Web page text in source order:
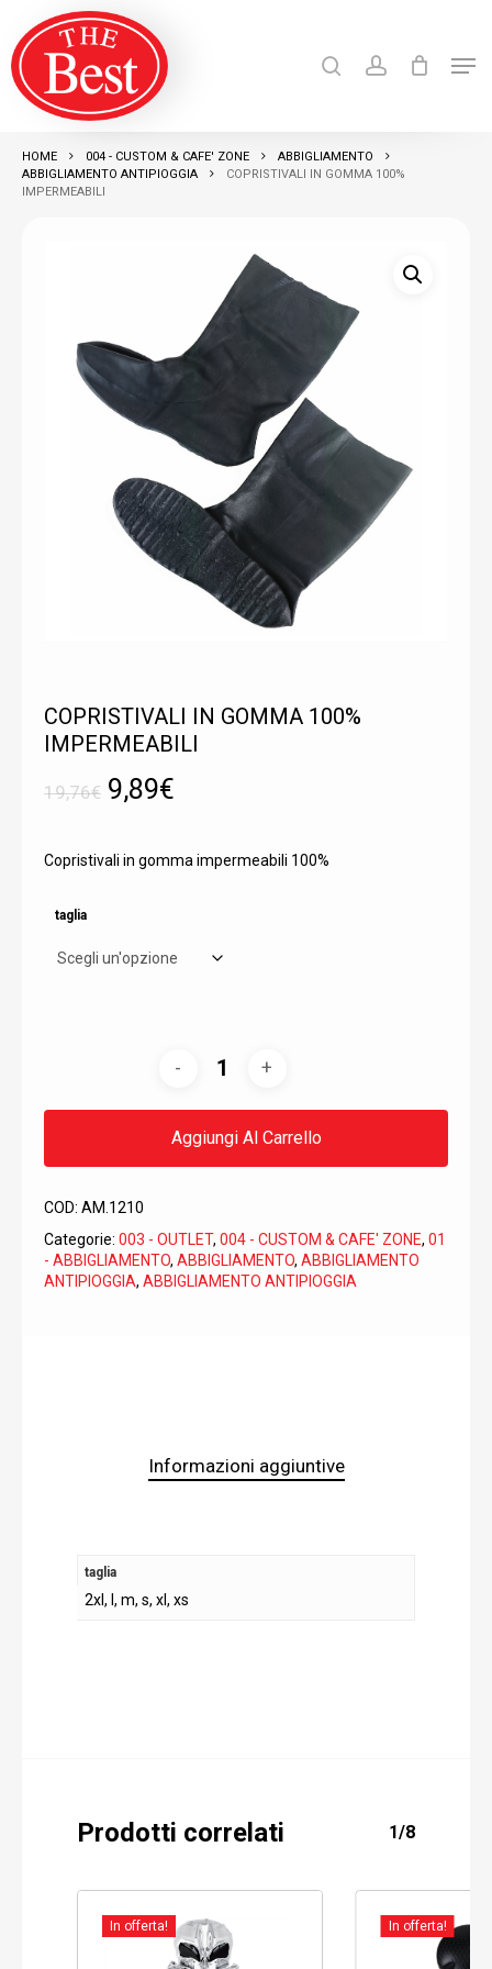
main
content
Products
search
HOME 004 - CUSTOM & CAFE' ZONE
ABBIGLIAMENTO
ABBIGLIAMENTO ANTIPIOGGIA
COPRISTIVALI IN GOMMA 100%
IMPERMEABILI
COPRISTIVALI IN GOMMA 100%
IMPERMEABILI
19,76€ Il
originale
9,89€
attuale
Copristivali in gomma impermeabili 100%
taglia
Aggiungi Al Carrello
COD: AM.1210
Categorie: 003 - OUTLET, 004 - CUSTOM & CAFE' ZONE, 01
- ABBIGLIAMENTO, ABBIGLIAMENTO, ABBIGLIAMENTO
ANTIPIOGGIA, ABBIGLIAMENTO ANTIPIOGGIA
Informazioni aggiuntive
taglia
2xl, l, m, s, xl, xs
Prodotti correlati 1/8
In offerta! In offerta!
Close